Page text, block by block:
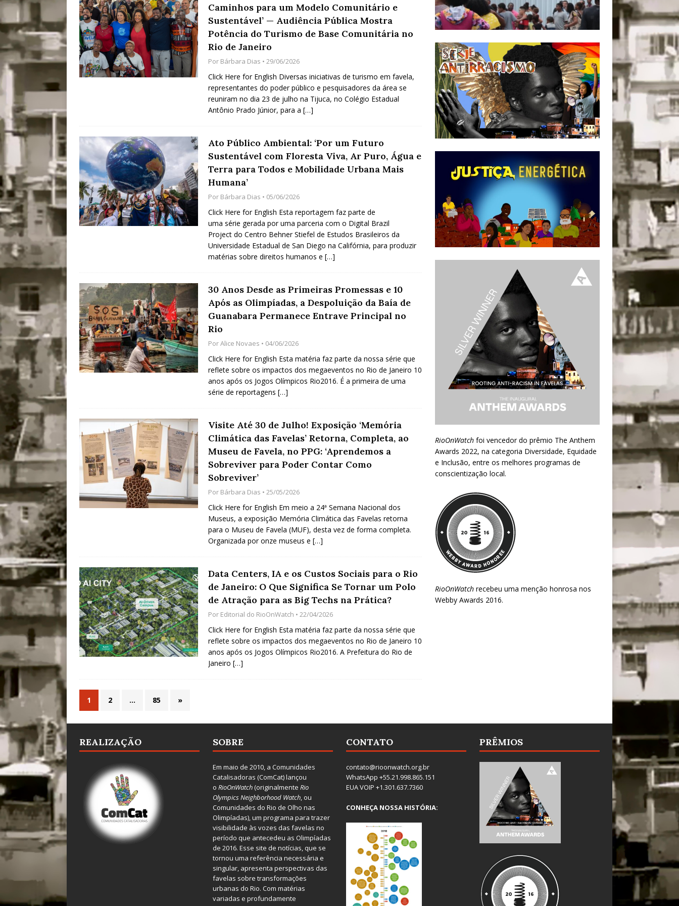
[ 28/07/2026 ]
Tudo Começou com uma Praça em Ramos [OPINIÃO]
#OLHONAMÍDIA
[ 27/07/2026 ] Mutirão Agroecológico com os Povos das Águas Reúne
Coletivos para Plantio e Inauguração da Feira da Praia do Remanso
COBERTURA DE EVENTOS
[ 04/08/2026 ] Trens Fluminenses, Cronicamente Abandonados,
Passam para Consórcio Nova Via Mobilidade 10 Anos Após Rio2016
#OLHONOLEGADO
Caminhos para um Modelo Comunitário e
Sustentável’ — Audiência Pública Mostra
Potência do Turismo de Base Comunitária no
Rio de Janeiro
Por Bárbara Dias • 29/06/2026
Click Here for English Diversas iniciativas de turismo em favela,
representantes do poder público e pesquisadores da área se
reuniram no dia 23 de julho na Tijuca, no Colégio Estadual
Antônio Prado Júnior, para a […]
Ato Público Ambiental: ‘Por um Futuro
Sustentável com Floresta Viva, Ar Puro, Água e
Terra para Todos e Mobilidade Urbana Mais
Humana’
Por Bárbara Dias • 05/06/2026
Click Here for English Esta reportagem faz parte de
uma série gerada por uma parceria com o Digital Brazil
Project do Centro Behner Stiefel de Estudos Brasileiros da
Universidade Estadual de San Diego na Califórnia, para produzir
matérias sobre direitos humanos e […]
30 Anos Desde as Primeiras Promessas e 10
Após as Olimpíadas, a Despoluição da Baía de
Guanabara Permanece Entrave Principal no
Rio
PorAlice Novaes • 04/06/2026
Click Here for English Esta matéria faz parte da nossa série que
reflete sobre os impactos dos megaeventos no Rio de Janeiro 10
anos após os Jogos Olímpicos Rio2016. É a primeira de uma
série de reportagens […]
Visite Até 30 de Julho! Exposição ‘Memória
Climática das Favelas’ Retorna, Completa, ao
Museu de Favela, no PPG: ‘Aprendemos a
Sobreviver para Poder Contar Como
Sobreviver’
Por Bárbara Dias • 25/05/2026
Click Here for English Em meio a 24ª Semana Nacional dos
Museus, a exposição Memória Climática das Favelas retorna
para o Museu de Favela (MUF), desta vez de forma completa.
Organizada por onze museus e […]
Data Centers, IA e os Custos Sociais para o Rio
de Janeiro: O Que Significa Se Tornar um Polo
de Atração para as Big Techs na Prática?
Por Editorial do RioOnWatch • 22/04/2026
Click Here for English Esta matéria faz parte da nossa série que
reflete sobre os impactos dos megaeventos no Rio de Janeiro 10
anos após os Jogos Olímpicos Rio2016. A Prefeitura do Rio de
Janeiro […]
1 2 … 85 »
RioOnWatchfoi vencedor do prêmio The Anthem
Awards 2022, na categoria Diversidade, Equidade
e Inclusão, entre os melhores programas de
conscientização local.
RioOnWatchrecebeu uma menção honrosa nos
Webby Awards 2016.
REALIZAÇÃO SOBRE
Em maio de 2010, a Comunidades
Catalisadoras (ComCat) lançou
o RioOnWatch(originalmente Rio
Olympics Neighborhood Watch, ou
Comunidades do Rio de Olho nas
Olimpíadas), um programa para trazer
visibilidade às vozes das favelas no
período que antecedeu as Olimpíadas
de 2016. Esse site de notícias, que se
tornou uma referência necessária e
singular, apresenta perspectivas das
favelas sobre transformações
urbanas do Rio. Com matérias
variadas e profundamente
CONTATO
contato@rioonwatch.org.br
WhatsApp +55.21.998.865.151
EUA VOIP +1.301.637.7360
CONHEÇA NOSSA HISTÓRIA:
PRÊMIOS